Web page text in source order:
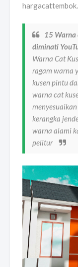
15 Warna
diminati
Warna Cat
ragam warna
kusen pintu
warna cat
kerangka
warna alami
pelitur